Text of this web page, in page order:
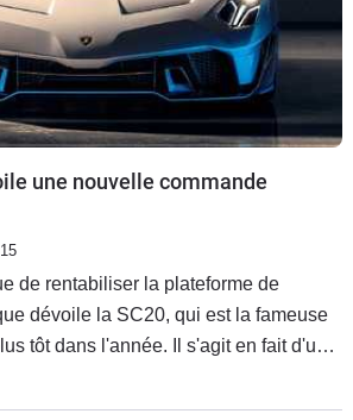
une nouvelle commande
15
de rentabiliser la plateforme de
dévoile la SC20, qui est la fameuse
tôt dans l'année. Il s'agit en fait d'une